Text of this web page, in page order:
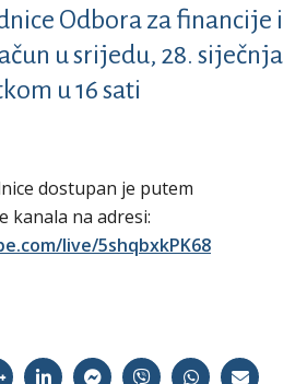
Odbora za financije i
u srijedu, 28. siječnja
u 16 sati
dostupan je putem
kanala na adresi:
live/5shqbxkPK68